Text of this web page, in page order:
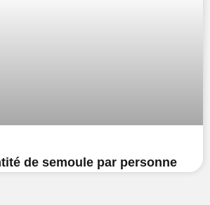
de semoule par personne